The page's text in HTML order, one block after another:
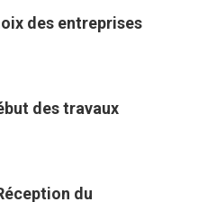
des entreprises
des travaux
du